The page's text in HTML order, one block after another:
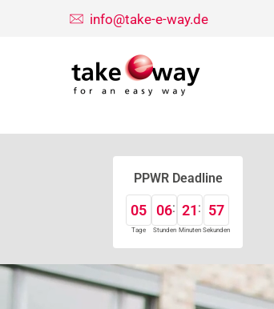
info@take-e-way.de
PPWR Deadline
05
Tage
06
Stunden
21
Minuten
55
Sekunden